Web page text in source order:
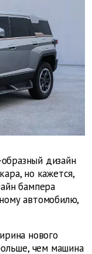
дизайн
но кажется,
бампера
автомобилю,
нового
чем машина